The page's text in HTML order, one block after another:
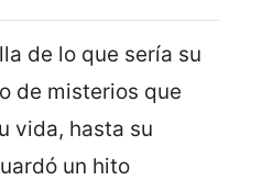
de lo que sería su
de misterios que
vida, hasta su
un hito